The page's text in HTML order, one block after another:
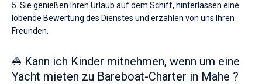
5. Sie genießen Ihren Urlaub auf dem Schiff, hinterlassen eine
lobende Bewertung des Dienstes und erzählen von uns Ihren
Freunden.
⛵ Kann ich Kinder mitnehmen, wenn um eine
Yacht mieten zu Bareboat-Charter in Mahe ?